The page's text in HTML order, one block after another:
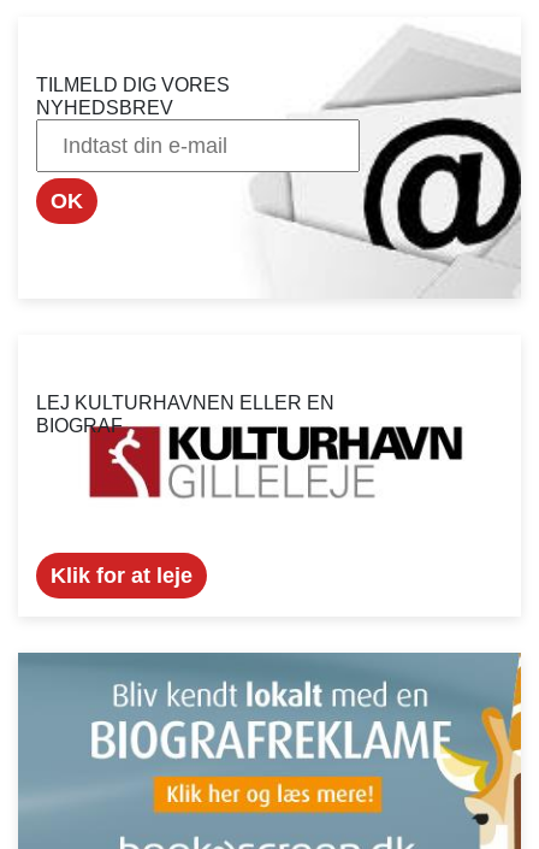
TILMELD DIG VORES
NYHEDSBREV
OK
LEJ KULTURHAVNEN ELLER EN
BIOGRAF
Klik for at leje